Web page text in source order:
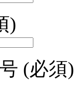
)
(必須)